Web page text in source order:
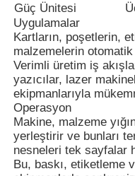
Ürünler
Hakkımızda
Fabrika turu
Kalite kontrol
Güç Ünitesi
Uygulamalar
Kartların, poşetlerin,
malzemelerin
Verimli üretim iş
yazıcılar, lazer
ekipmanlarıyla
Operasyon
Makine, malzeme
yerleştirir ve bunları
nesneleri tek sayfalar
Bu, baskı, etiketleme